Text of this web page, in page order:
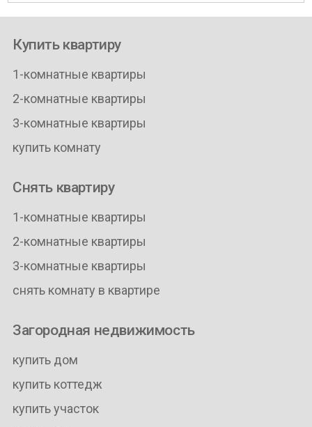
Купить квартиру
1-комнатные квартиры
2-комнатные квартиры
3-комнатные квартиры
купить комнату
Снять квартиру
1-комнатные квартиры
2-комнатные квартиры
3-комнатные квартиры
снять комнату в квартире
Загородная недвижимость
купить дом
купить коттедж
купить участок